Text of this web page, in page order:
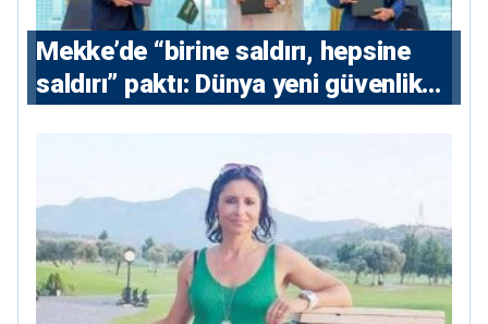
Mekke’de “birine saldırı, hepsine
saldırı” paktı: Dünya yeni güvenlik